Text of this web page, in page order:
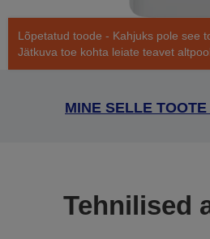
Lõpetatud toode - Kahjuks pole see
Jätkuva toe kohta leiate teavet
MINE SELLE
Tehnilised